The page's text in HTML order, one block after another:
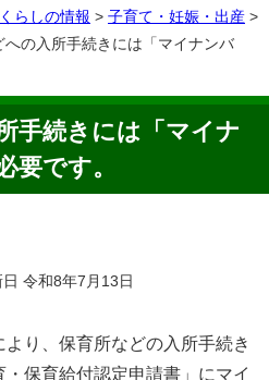
くらしの情報 > 子育て・妊娠・出産 >
への入所手続きには「マイナンバ
手続きには「マイナ
要です。
令和8年7月13日
り、保育所などの入所手続き
保育給付認定申請書」にマイ